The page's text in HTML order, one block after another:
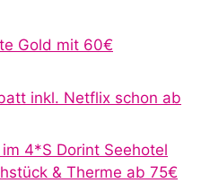
Gold mit 60€
inkl. Netflix schon ab
4*S Dorint Seehotel
& Therme ab 75€